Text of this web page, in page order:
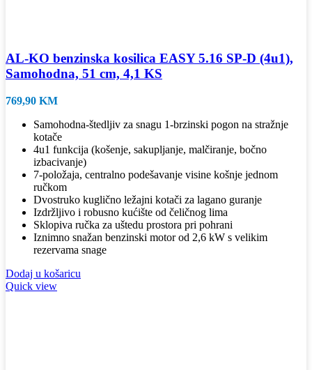
AL-KO benzinska kosilica EASY 5.16 SP-D (4u1),
Samohodna, 51 cm, 4,1 KS
769,90 KM
Samohodna-štedljiv za snagu 1-brzinski pogon na stražnje
kotače
4u1 funkcija (košenje, sakupljanje, malčiranje, bočno
izbacivanje)
7-položaja, centralno podešavanje visine košnje jednom
ručkom
Dvostruko kuglično ležajni kotači za lagano guranje
Izdržljivo i robusno kućište od čeličnog lima
Sklopiva ručka za uštedu prostora pri pohrani
Iznimno snažan benzinski motor od 2,6 kW s velikim
rezervama snage
Dodaj u košaricu
Quick view